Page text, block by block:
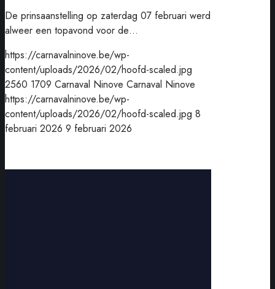
De prinsaanstelling op zaterdag 07 februari werd
alweer een topavond voor de…
https://carnavalninove.be/wp-
content/uploads/2026/02/hoofd-scaled.jpg
2560 1709 Carnaval Ninove Carnaval Ninove
https://carnavalninove.be/wp-
content/uploads/2026/02/hoofd-scaled.jpg 8
februari 2026 9 februari 2026